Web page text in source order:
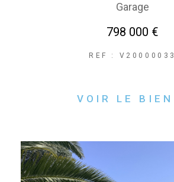
Garage
798 000 €
REF : V20000033
VOIR LE BIEN